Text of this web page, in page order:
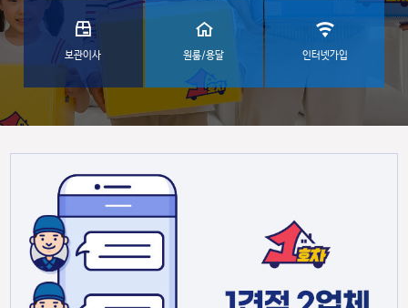
보관이사 원룸/용달 인터넷가입